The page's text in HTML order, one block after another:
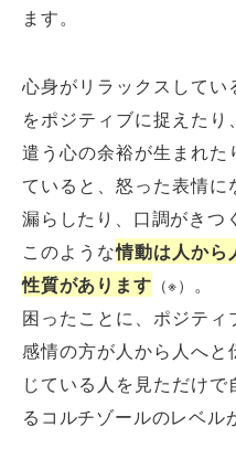
ます。
心身がリラックスして
をポジティブに捉えた
遣う心の余裕が生まれた
ていると、怒った表情
漏らしたり、口調がきつ
このような情動は人から
性質があります （※） 。
困ったことに、ポジテ
感情の方が人から人へ
じている人を見ただけ
るコルチゾールのレベル